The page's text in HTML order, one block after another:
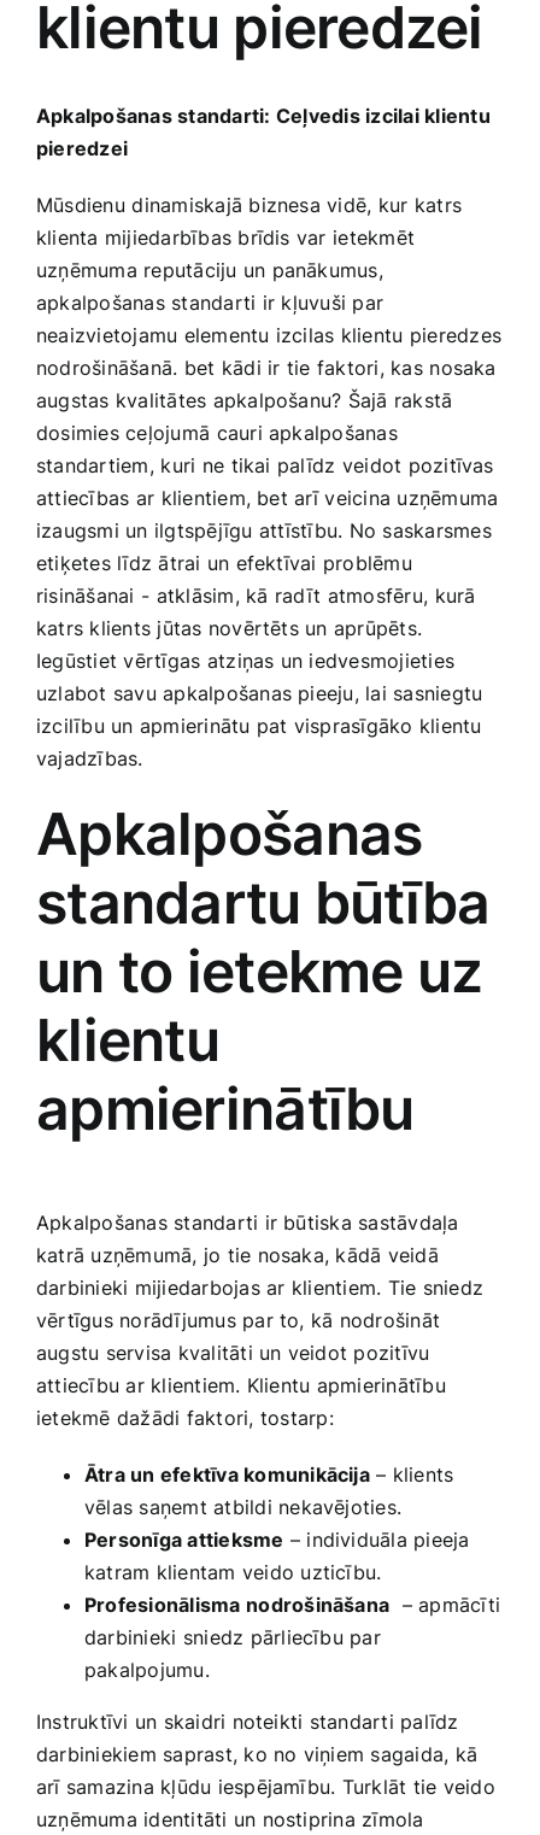
Medicīnas preces
Pakalpojumi
Pārtikas preces
Preces birojam
Preces pieaugušajiem
Rotaļlietas, bērnu preces
Smaržas, kosmētika
Sports, tūrisms un atpūta
TV un Sadzīves tehnika
klientu pieredzei
Apkalpošanas standarti: ⁢Ceļvedis izcilai klientu
pieredzei
Mūsdienu ⁤dinamiskajā biznesa vidē, kur ⁣katrs
klienta mijiedarbības brīdis var ⁣ietekmēt
uzņēmuma reputāciju un panākumus,
apkalpošanas ​standarti ir ⁢kļuvuši‍ par
neaizvietojamu elementu izcilas klientu ⁤pieredzes
‍nodrošināšanā.⁤ bet kādi⁢ ir tie ‍faktori, kas ⁣nosaka
augstas kvalitātes apkalpošanu? Šajā rakstā
dosimies ceļojumā ⁣cauri apkalpošanas
standartiem, ⁣kuri ne⁤ tikai palīdz ⁤veidot ‌pozitīvas
attiecības ⁣ar klientiem, bet ‌arī⁤ veicina uzņēmuma
izaugsmi un ilgtspējīgu⁢ attīstību. No saskarsmes
etiķetes līdz ātrai un efektīvai problēmu
risināšanai -⁢ atklāsim, ⁣kā radīt⁣ atmosfēru,⁢ kurā
katrs klients jūtas novērtēts ​un aprūpēts.
Iegūstiet vērtīgas⁢ atziņas un iedvesmojieties⁢
uzlabot savu apkalpošanas pieeju, lai sasniegtu
izcilību un‌ apmierinātu pat‍ visprasīgāko klientu
vajadzības.
Apkalpošanas
standartu būtība
un to ietekme uz
klientu
apmierinātību
Apkalpošanas standarti ir būtiska sastāvdaļa
katrā uzņēmumā, jo tie nosaka, kādā veidā
darbinieki​ mijiedarbojas⁣ ar klientiem. Tie sniedz
vērtīgus norādījumus par to, kā nodrošināt
‌augstu servisa kvalitāti un veidot pozitīvu
attiecību​ ar klientiem. Klientu apmierinātību
ietekmē dažādi‍ faktori, ⁢tostarp:
Ātra un efektīva komunikācija– klients
vēlas ‌saņemt atbildi nekavējoties.
Personīga attieksme – individuāla pieeja
‍katram klientam veido uzticību.
Profesionālisma⁣ nodrošināšana ‍ – apmācīti
darbinieki ⁣sniedz pārliecību par
pakalpojumu.
Instruktīvi un skaidri noteikti standarti palīdz
darbiniekiem saprast, ko no viņiem sagaida,‌ kā
arī samazina‌ kļūdu iespējamību. Turklāt tie‌ veido
uzņēmuma identitāti‌ un nostiprina zīmola⁢